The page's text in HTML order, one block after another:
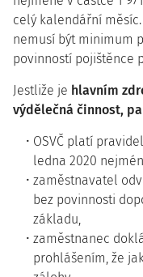
celý kalendářní
nemusí být minimum
povinností pojištěnce
Jestliže je hlavním
výdělečná činnost,
OSVČ platí
ledna 2020
zaměstnavatel
bez povinnosti
základu,
zaměstnanec
prohlášením, že